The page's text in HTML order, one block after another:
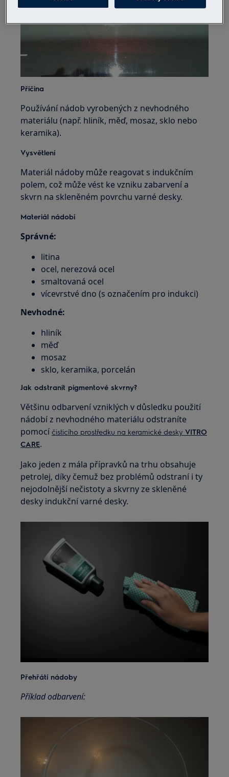
Příčina
Používání nádob vyrobených z nevhodného
materiálu (např. hliník, měď, mosaz, sklo nebo
keramika).
Vysvětlení
Materiál nádoby může reagovat s indukčním
polem, což může vést ke vzniku zabarvení a
skvrn na skleněném povrchu varné desky.
Materiál nádobí
Správné:
litina
ocel, nerezová ocel
smaltovaná ocel
vícevrstvé dno (s označením pro indukci)
Nevhodné:
hliník
měď
mosaz
sklo, keramika, porcelán
Jak odstranit pigmentové skvrny?
Většinu odbarvení vzniklých v důsledku použití
nádobí z nevhodného materiálu odstraníte
pomocíčisticího prostředku na keramické deskyVITRO
CARE.
Jako jeden z mála přípravků na trhu obsahuje
petrolej, díky čemuž bez problémů odstraní i ty
nejodolnější nečistoty a skvrny ze skleněné
desky indukční varné desky.
Přehřátí nádoby
Příklad odbarvení: